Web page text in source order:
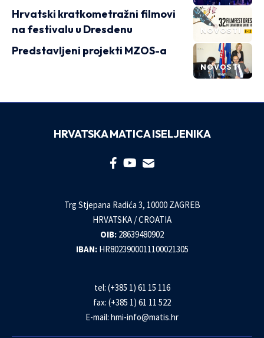
NOVOSTI
Hrvatski kratkometražni filmovi
na festivalu u Dresdenu
NOVOSTI
Predstavljeni projekti MZOS-a
HRVATSKA MATICA ISELJENIKA
Trg Stjepana Radića 3, 10000 ZAGREB
HRVATSKA / CROATIA
OIB: 28639480902
IBAN: HR8023900011100021305
tel: (+385 1) 61 15 116
fax: (+385 1) 61 11 522
E-mail: hmi-info@matis.hr